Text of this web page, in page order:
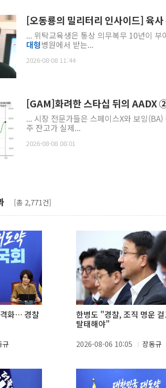
[오동룡의 밀리터리 인사이드] 육
... 위탁교육생은 통상 의무복무 10년이
대형병원에서 받는...
2026-08-08 11:44
[GAM]화려한 스타십 뒤의 AADX
... 시장 전문가들은 스페이스X와 보잉(BA)
주 잔고가 실제...
2026-08-08 08:01
[총 2,771건]
화… 경찰
규
한병도 "경찰, 조직 명운
탈태해야"
2026-08-06 10:05 장동규